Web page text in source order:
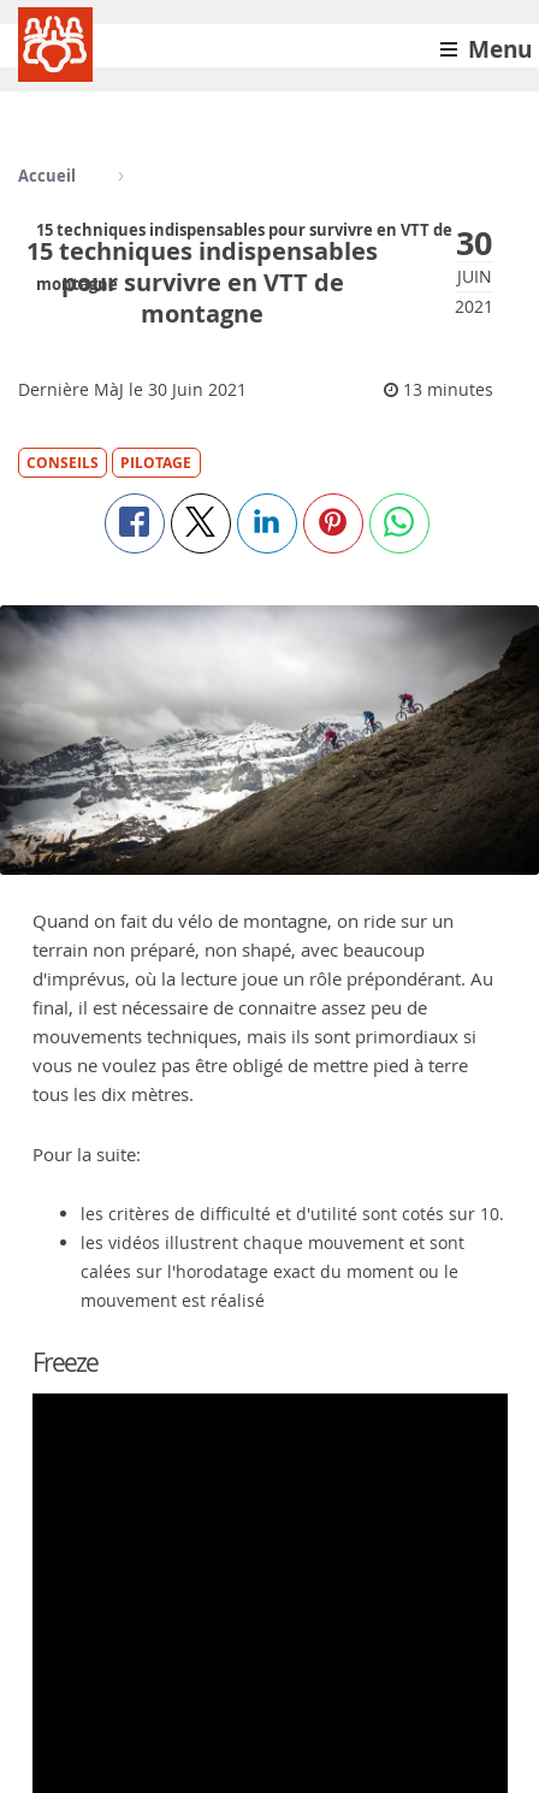
Menu
Accueil
15 techniques indispensables pour survivre en VTT de
montagne
30
JUIN
2021
15 techniques indispensables
pour survivre en VTT de
montagne
13 minutes
Dernière MàJ le30 Juin 2021
CONSEILS PILOTAGE
Quand on fait du vélo de montagne, on ride sur un
terrain non préparé, non shapé, avec beaucoup
d'imprévus, où la lecture joue un rôle prépondérant. Au
final, il est nécessaire de connaitre assez peu de
mouvements techniques, mais ils sont primordiaux si
vous ne voulez pas être obligé de mettre pied à terre
tous les dix mètres.
Pour la suite:
les critères de difficulté et d'utilité sont cotés sur 10.
les vidéos illustrent chaque mouvement et sont
calées sur l'horodatage exact du moment ou le
mouvement est réalisé
Freeze